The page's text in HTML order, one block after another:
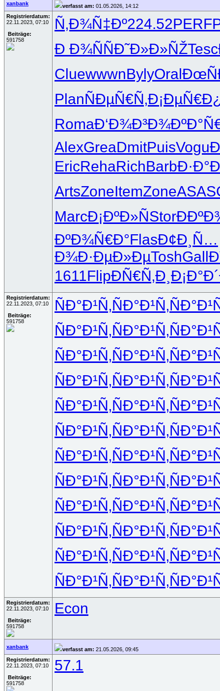
xanbank verfasst am: 01.05.2026, 14:12
Registrierdatum:
22.11.2023, 07:10
Beiträge:
591758
Ñ‚Ð¾Ñ‡Ðº224.52PERF
Ð Ð¾ÑÑÐ˜Ð»Ð»ÑŽTesc
CluewwwnBylyOral
PlanÑÐµÑ€Ñ‚
RomaÐ‘Ð¾Ð³Ð¾
AlexGreaDmitPuisVogu
EricRehaRichBarb
ArtsZoneItemZoneASAS
MarcÐ¡ÐºÐ»ÑStor
ÐºÐ¾Ñ€Ð°FlasÐ¢Ð¸Ñ…
Ð¾Ð·ÐµÐ»ÐµToshGall
1611FlipÐÑ€Ñ‚Ð¸
Registrierdatum:
22.11.2023, 07:10
Beiträge:
591758
ÑÐ°Ð¹Ñ‚ÑÐ°Ð¹Ñ‚
ÑÐ°Ð¹Ñ‚ÑÐ°Ð¹Ñ‚
ÑÐ°Ð¹Ñ‚ÑÐ°Ð¹Ñ‚
ÑÐ°Ð¹Ñ‚ÑÐ°Ð¹Ñ‚
ÑÐ°Ð¹Ñ‚ÑÐ°Ð¹Ñ‚
ÑÐ°Ð¹Ñ‚ÑÐ°Ð¹Ñ‚
ÑÐ°Ð¹Ñ‚ÑÐ°Ð¹Ñ‚
ÑÐ°Ð¹Ñ‚ÑÐ°Ð¹Ñ‚
ÑÐ°Ð¹Ñ‚ÑÐ°Ð¹Ñ‚
ÑÐ°Ð¹Ñ‚ÑÐ°Ð¹Ñ‚
ÑÐ°Ð¹Ñ‚ÑÐ°Ð¹Ñ‚
ÑÐ°Ð¹Ñ‚ÑÐ°Ð¹Ñ‚
Registrierdatum:
22.11.2023, 07:10
Beiträge:
591758
Econ
xanbank verfasst am: 21.05.2026, 09:45
Registrierdatum:
22.11.2023, 07:10
Beiträge:
591758
57.1